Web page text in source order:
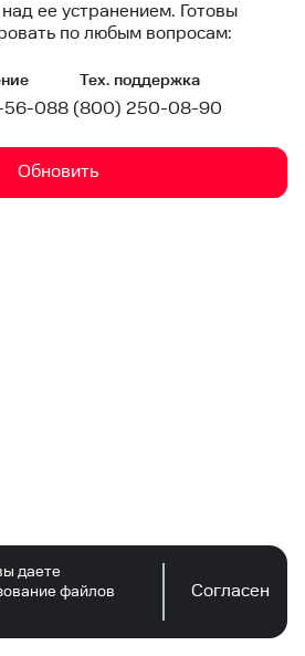
ее устранением. Готовы
по любым вопросам:
56-08
Тех. поддержка
8 (800) 250-08-90
Обновить
даете
файлов
Согласен